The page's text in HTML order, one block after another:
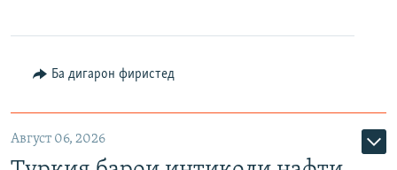
Ба дигарон фиристед
Август 06, 2026